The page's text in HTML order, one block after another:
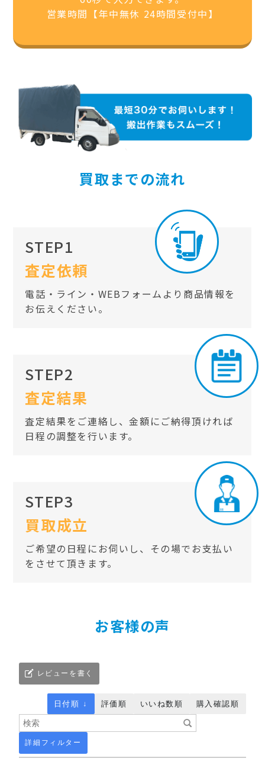
営業時間【年中無休 24時間受付中】
買取までの流れ
STEP1
査定依頼
電話・ライン・WEBフォームより商品情報を
お伝えください。
STEP2
査定結果
査定結果をご連絡し、金額にご納得頂ければ
日程の調整を行います。
STEP3
買取成立
ご希望の日程にお伺いし、その場でお支払い
をさせて頂きます。
お客様の声
レビューを書く
詳細フィルター
日付順 ↓ 評価順 いいね数順 購入確認順